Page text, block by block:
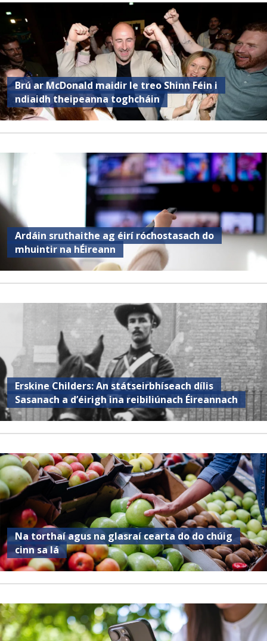
Brú ar McDonald maidir le treo Shinn Féin i
ndiaidh theipeanna toghcháin
Ardáin sruthaithe ag éirí róchostasach do
mhuintir na hÉireann
Erskine Childers: An státseirbhíseach dílis
Sasanach a d’éirigh ina reibiliúnach Éireannach
Na torthaí agus na glasraí cearta do do chúig
cinn sa lá